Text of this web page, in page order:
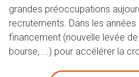
grandes préoccupations
recrutements. Dans les
financement (nouvelle levée
bourse, ...) pour accélérer la